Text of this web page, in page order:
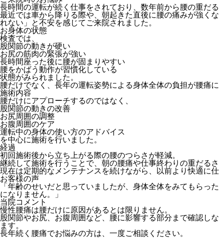
長時間の運転が続く仕事をされており、数年前から腰の重だ
最近では車から降りる際や、朝起きた直後に腰の痛みが強く
れない」と不安を感じてご来院されました。
お身体の状態
検査では、
股関節の動きが硬い
お尻の筋肉の緊張が強い
長時間座った後に腰が固まりやすい
腰をかばう動作が習慣化している
状態がみられました。
腰だけでなく、長年の運転姿勢による身体全体の負担が腰痛
施術内容
腰だけにアプローチするのではなく、
股関節の動きの改善
お尻周囲の調整
お腹周囲のケア
運転中の身体の使い方のアドバイス
を中心に施術を行いました。
経過
初回施術後から立ち上がる際の腰のつらさが軽減。
継続して施術を行うことで、朝の腰痛や仕事終わりの重だる
現在は定期的なメンテナンスを続けながら、以前より快適に
お客様の声
「年齢のせいだと思っていましたが、身体全体をみてもらっ
になりません。」
当院コメント
慢性腰痛は腰だけに原因があるとは限りません。
股関節やお尻、お腹周囲など、腰に影響する部分まで確認し
ます。
長年続く腰痛でお悩みの方は、一度ご相談ください。